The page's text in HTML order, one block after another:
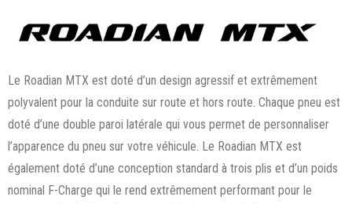
Le Roadian MTX est doté d’un design agressif et extrêmement
polyvalent pour la conduite sur route et hors route. Chaque pneu est
doté d’une double paroi latérale qui vous permet de personnaliser
l’apparence du pneu sur votre véhicule. Le Roadian MTX est
également doté d’une conception standard à trois plis et d’un poids
nominal F-Charge qui le rend extrêmement performant pour le